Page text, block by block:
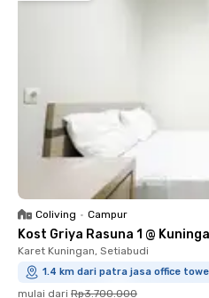
Coliving • Campur
Kost Griya Rasuna 1 @
Karet Kuningan, Setiabudi
1.4 km dari patra jasa office
mulai dari Rp3.700.000